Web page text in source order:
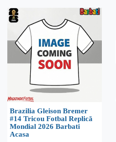
Brazilia Gleison Bremer
#14 Tricou Fotbal Replică
Mondial 2026 Barbati
Acasa